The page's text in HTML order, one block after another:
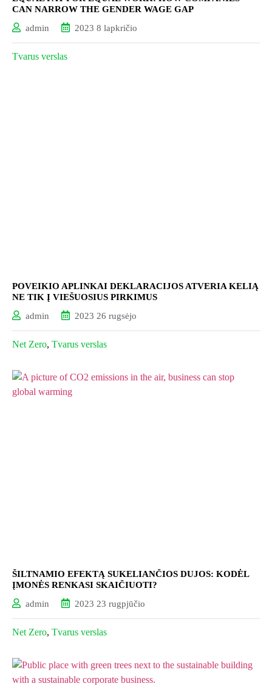
CAN NARROW THE GENDER WAGE GAP
admin
2023 8 lapkričio
Tvarus verslas
POVEIKIO APLINKAI DEKLARACIJOS ATVERIA KELIĄ
NE TIK Į VIEŠUOSIUS PIRKIMUS
admin
2023 26 rugsėjo
Net Zero, Tvarus verslas
ŠILTNAMIO EFEKTĄ SUKELIANČIOS DUJOS: KODĖL
ĮMONĖS RENKASI SKAIČIUOTI?
admin
2023 23 rugpjūčio
Net Zero, Tvarus verslas